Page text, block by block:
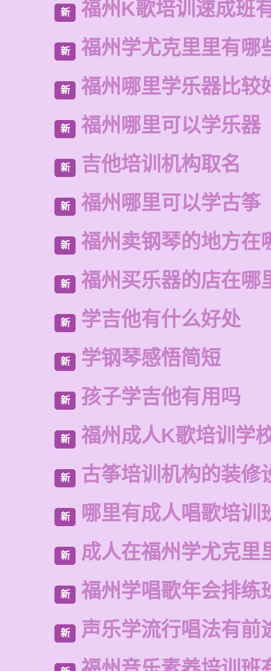
新 福州K歌培训速成班
新 福州学尤克里里有哪
新 福州哪里学乐器比较
新 福州哪里可以学乐器
新 吉他培训机构取名
新 福州哪里可以学古筝
新 福州卖钢琴的地方在
新 福州买乐器的店在哪
新 学吉他有什么好处
新 学钢琴感悟简短
新 孩子学吉他有用吗
新 福州成人K歌培训学
新 古筝培训机构的装修
新 哪里有成人唱歌培训
新 成人在福州学尤克里
新 福州学唱歌年会排练
新 声乐学流行唱法有前